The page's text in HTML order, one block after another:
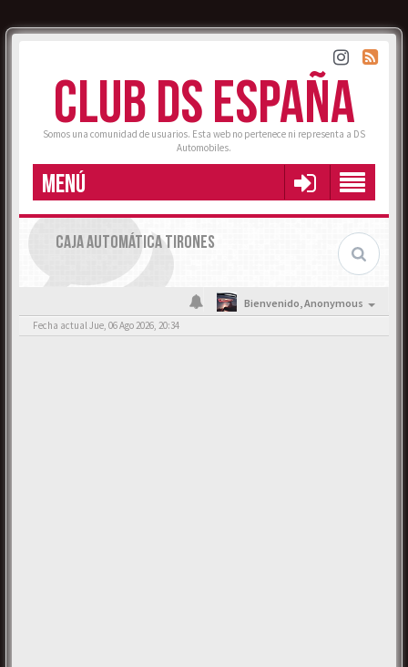
CLUB DS ESPAÑA
Somos una comunidad de usuarios. Esta web no pertenece ni representa a DS
Automobiles.
MENÚ
CAJA AUTOMÁTICA TIRONES
Bienvenido,Anonymous
Fecha actual Jue, 06 Ago 2026, 20:34